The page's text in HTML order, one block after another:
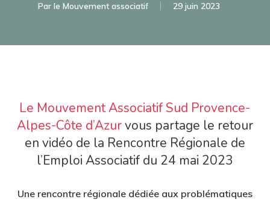
Par le Mouvement associatif 29 juin 2023
Le Mouvement Associatif Sud Provence-
Alpes-Côte d’Azurvous partage le retour
en vidéo de la Rencontre Régionale de
l’Emploi Associatif du 24 mai 2023
Une rencontre régionale dédiée aux problématiques